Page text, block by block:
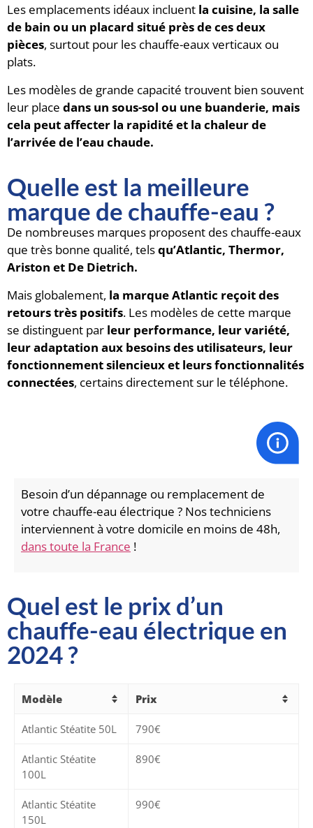
Les emplacements idéaux incluent la cuisine, la salle
de bain ou un placard situé près de ces deux
pièces, surtout pour les chauffe-eaux verticaux ou
plats.
Les modèles de grande capacité trouvent bien souvent
leur place dans un sous-sol ou une buanderie, mais
cela peut affecter la rapidité et la chaleur de
l’arrivée de l’eau chaude.
Quelle est la meilleure
marque de chauffe-eau ?
De nombreuses marques proposent des chauffe-eaux
que très bonne qualité, telsqu’Atlantic, Thermor,
Ariston et De Dietrich.
Mais globalement, la marque Atlantic reçoit des
retours très positifs. Les modèles de cette marque
se distinguent par leur performance, leur variété,
leur adaptation aux besoins des utilisateurs, leur
fonctionnement silencieux et leurs fonctionnalités
connectées, certains directement sur le téléphone.
Besoin d’un dépannage ou remplacement de
votre chauffe-eau électrique ? Nos techniciens
interviennent à votre domicile en moins de 48h,
dans toute la France !
Quel est le prix d’un
chauffe-eau électrique en
2024 ?
Modèle Prix
Atlantic Stéatite 50L 790€
Atlantic Stéatite
100L
890€
Atlantic Stéatite
150L
990€